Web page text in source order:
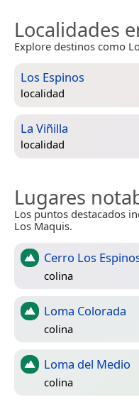
Localidades
Explore destinos como
Los Espinos
localidad
La Viñilla
localidad
Lugares
Los puntos destacados
Los Maquis.
Cerro Los
colina
Loma Colorada
colina
Loma del Medio
colina